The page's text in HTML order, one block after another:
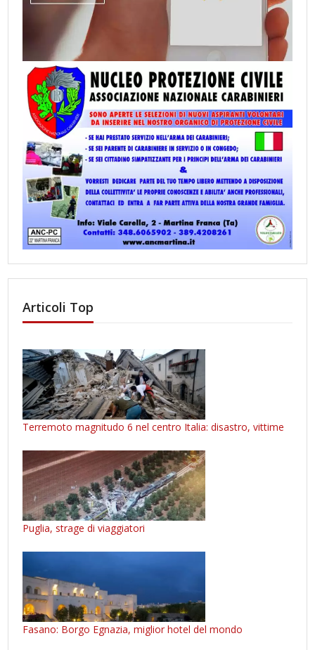
Articoli Top
Terremoto magnitudo 6 nel centro Italia: disastro, vittime
Puglia, strage di viaggiatori
Fasano: Borgo Egnazia, miglior hotel del mondo